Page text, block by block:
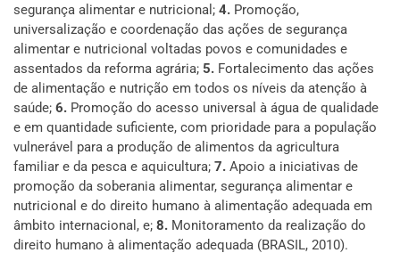
segurança alimentar e nutricional; 4. Promoção,
universalização e coordenação das ações de segurança
alimentar e nutricional voltadas povos e comunidades e
assentados da reforma agrária; 5. Fortalecimento das ações
de alimentação e nutrição em todos os níveis da atenção à
saúde; 6. Promoção do acesso universal à água de qualidade
e em quantidade suficiente, com prioridade para a população
vulnerável para a produção de alimentos da agricultura
familiar e da pesca e aquicultura; 7. Apoio a iniciativas de
promoção da soberania alimentar, segurança alimentar e
nutricional e do direito humano à alimentação adequada em
âmbito internacional, e; 8. Monitoramento da realização do
direito humano à alimentação adequada (BRASIL, 2010).